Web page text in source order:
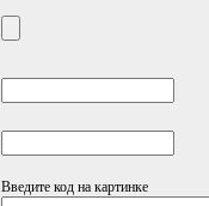
Введите код на картинке